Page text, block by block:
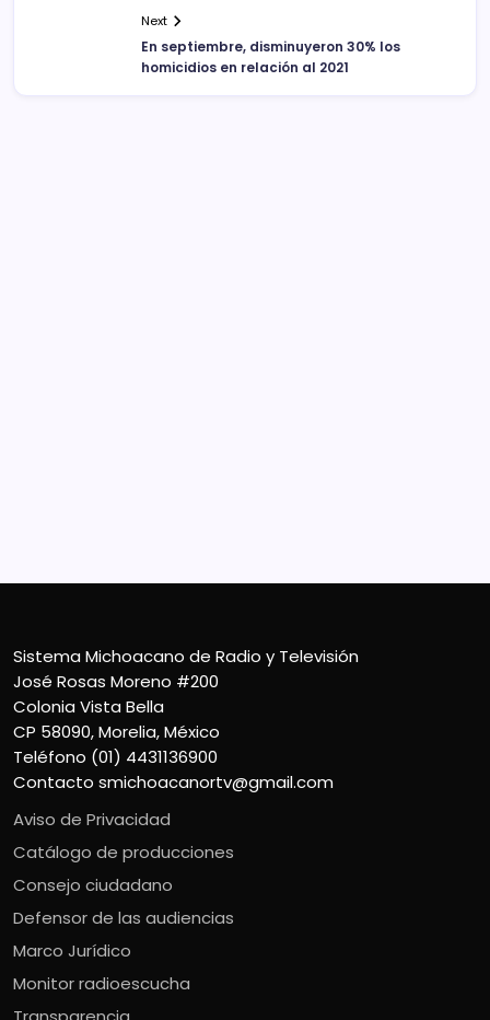
Next
En septiembre, disminuyeron 30% los
homicidios en relación al 2021
Sistema Michoacano de Radio y Televisión
José Rosas Moreno #200
Colonia Vista Bella
CP 58090, Morelia, México
Teléfono (01) 4431136900
Contacto smichoacanortv@gmail.com
Aviso de Privacidad
Catálogo de producciones
Consejo ciudadano
Defensor de las audiencias
Marco Jurídico
Monitor radioescucha